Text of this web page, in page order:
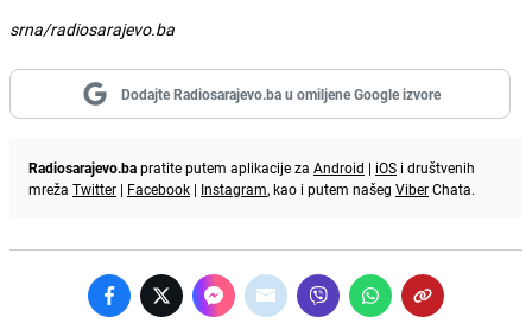
srna/radiosarajevo.ba
Dodajte Radiosarajevo.ba u omiljene Google izvore
Radiosarajevo.bapratite putem aplikacije za Android | iOS i društvenih
mreža Twitter | Facebook | Instagram, kao i putem našeg ViberChata.